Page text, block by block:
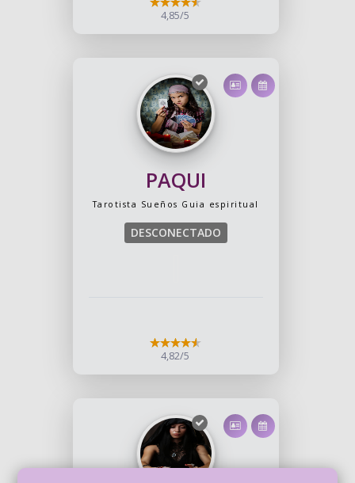
4,85/5
PAQUI
Tarotista Sueños Guia espiritual
DESCONECTADO
4,82/5